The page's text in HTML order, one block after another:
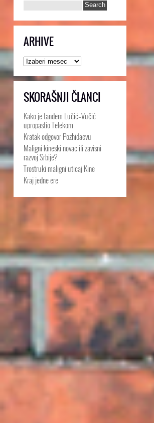
ARHIVE
Arhive
SKORAŠNJI ČLANCI
Kako je tandem Lučić–Vučić
upropastio Telekom
Kratak odgovor Pozhidaevu
Maligni kineski novac ili zavisni
razvoj Srbije?
Trostruki maligni uticaj Kine
Kraj jedne ere